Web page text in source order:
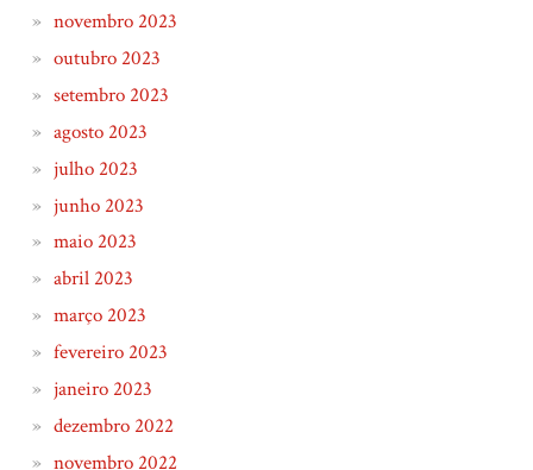
novembro 2023
outubro 2023
setembro 2023
agosto 2023
julho 2023
junho 2023
maio 2023
abril 2023
março 2023
fevereiro 2023
janeiro 2023
dezembro 2022
novembro 2022